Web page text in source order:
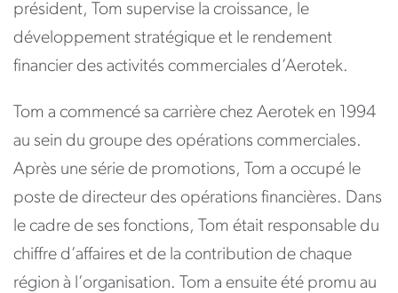
président, Tom supervise la croissance, le
développement stratégique et le rendement
financier des activités commerciales d’Aerotek.
Tom a commencé sa carrière chez Aerotek en 1994
au sein du groupe des opérations commerciales.
Après une série de promotions, Tom a occupé le
poste de directeur des opérations financières. Dans
le cadre de ses fonctions, Tom était responsable du
chiffre d’affaires et de la contribution de chaque
région à l’organisation. Tom a ensuite été promu au